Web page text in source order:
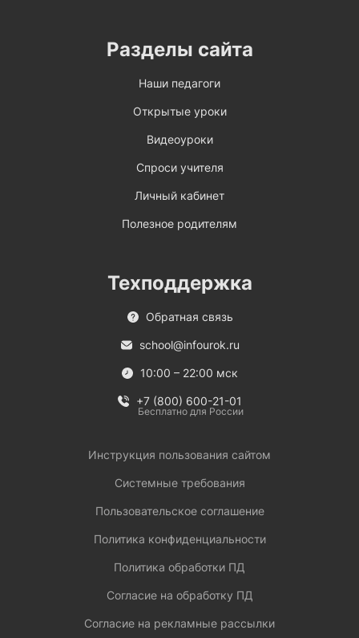
Разделы сайта
Наши педагоги
Открытые уроки
Видеоуроки
Спроси учителя
Личный кабинет
Полезное родителям
Техподдержка
Обратная связь
school@infourok.ru
10:00 – 22:00 мск
+7 (800) 600-21-01
Бесплатно для России
Инструкция пользования сайтом
Системные требования
Пользовательское соглашение
Политика конфиденциальности
Политика обработки ПД
Согласие на обработку ПД
Согласие на рекламные рассылки